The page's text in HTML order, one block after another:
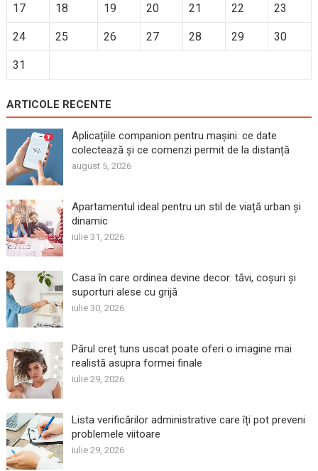
17 18 19 20 21 22 23
24 25 26 27 28 29 30
31
ARTICOLE RECENTE
Aplicațiile companion pentru mașini: ce date
colectează și ce comenzi permit de la distanță
august 5, 2026
Apartamentul ideal pentru un stil de viață urban și
dinamic
iulie 31, 2026
Casa în care ordinea devine decor: tăvi, coșuri și
suporturi alese cu grijă
iulie 30, 2026
Părul creț tuns uscat poate oferi o imagine mai
realistă asupra formei finale
iulie 29, 2026
Lista verificărilor administrative care îți pot preveni
problemele viitoare
iulie 29, 2026